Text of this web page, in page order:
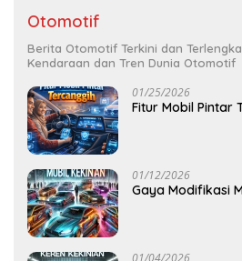
Otomotif
Berita Otomotif Terkini dan
Kendaraan dan Tren Dunia Otomotif
01/25/2026
Fitur Mobil Pintar
01/12/2026
Gaya Modifikasi